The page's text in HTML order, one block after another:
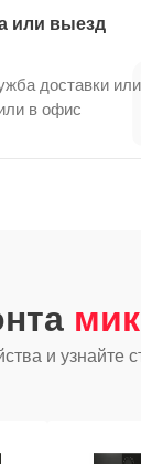
или выезд
доставки
в офис
и узнайте